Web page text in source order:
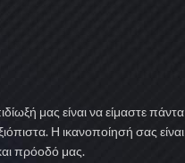
μας είναι να είμαστε πάντα
Η ικανοποίησή σας είναι
πρόοδό μας.